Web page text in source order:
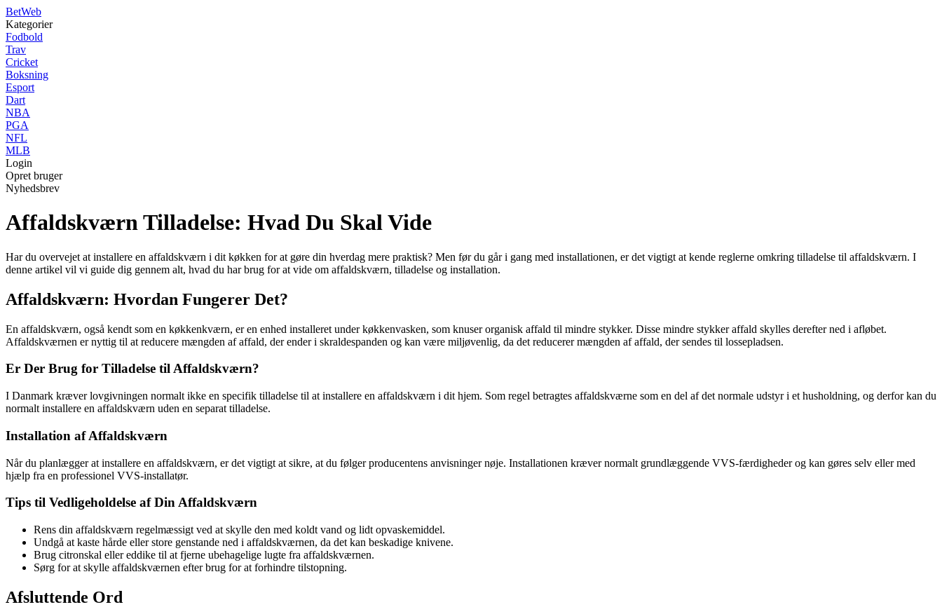
BetWeb
Kategorier
Fodbold
Trav
Cricket
Boksning
Esport
Dart
NBA
PGA
NFL
MLB
Login
Opret bruger
Nyhedsbrev
Affaldskværn Tilladelse: Hvad Du Skal Vide
Har du overvejet at installere en affaldskværn i dit køkken for at gøre din hverdag mere praktisk? Men før du går i gang med installationen, er det vigtigt at kende reglerne omkring tilladelse til affaldskværn. I
denne artikel vil vi guide dig gennem alt, hvad du har brug for at vide om affaldskværn, tilladelse og installation.
Affaldskværn: Hvordan Fungerer Det?
En affaldskværn, også kendt som en køkkenkværn, er en enhed installeret under køkkenvasken, som knuser organisk affald til mindre stykker. Disse mindre stykker affald skylles derefter ned i afløbet.
Affaldskværnen er nyttig til at reducere mængden af affald, der ender i skraldespanden og kan være miljøvenlig, da det reducerer mængden af affald, der sendes til lossepladsen.
Er Der Brug for Tilladelse til Affaldskværn?
I Danmark kræver lovgivningen normalt ikke en specifik tilladelse til at installere en affaldskværn i dit hjem. Som regel betragtes affaldskværne som en del af det normale udstyr i et husholdning, og derfor kan du
normalt installere en affaldskværn uden en separat tilladelse.
Installation af Affaldskværn
Når du planlægger at installere en affaldskværn, er det vigtigt at sikre, at du følger producentens anvisninger nøje. Installationen kræver normalt grundlæggende VVS-færdigheder og kan gøres selv eller med
hjælp fra en professionel VVS-installatør.
Tips til Vedligeholdelse af Din Affaldskværn
Rens din affaldskværn regelmæssigt ved at skylle den med koldt vand og lidt opvaskemiddel.
Undgå at kaste hårde eller store genstande ned i affaldskværnen, da det kan beskadige knivene.
Brug citronskal eller eddike til at fjerne ubehagelige lugte fra affaldskværnen.
Sørg for at skylle affaldskværnen efter brug for at forhindre tilstopning.
Afsluttende Ord